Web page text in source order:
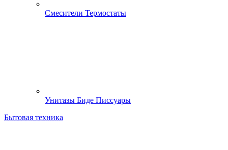
Смесители Термостаты
Унитазы Биде Писсуары
Бытовая техника